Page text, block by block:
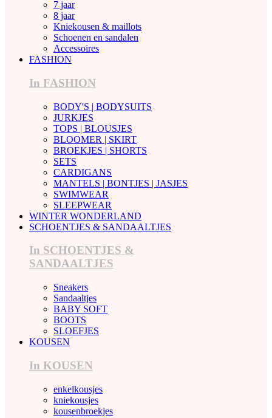
7 jaar
8 jaar
Kniekousen & maillots
Schoenen en sandalen
Accessoires
FASHION
In FASHION
BODY'S | BODYSUITS
JURKJES
TOPS | BLOUSJES
BLOOMER | SKIRT
BROEKJES | SHORTS
SETS
CARDIGANS
MANTELS | BONTJES | JASJES
SWIMWEAR
SLEEPWEAR
WINTER WONDERLAND
SCHOENTJES & SANDAALTJES
In SCHOENTJES &
SANDAALTJES
Sneakers
Sandaaltjes
BABY SOFT
BOOTS
SLOEFJES
KOUSEN
In KOUSEN
enkelkousjes
kniekousjes
kousenbroekjes